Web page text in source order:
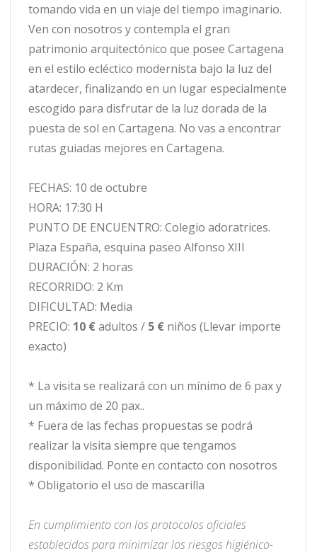
tomando vida en un viaje del tiempo imaginario.
Ven con nosotros y contempla el gran
patrimonio arquitectónico que posee Cartagena
en el estilo ecléctico modernista bajo la luz del
atardecer, finalizando en un lugar especialmente
escogido para disfrutar de la luz dorada de la
puesta de sol en Cartagena. No vas a encontrar
rutas guiadas mejores en Cartagena.
FECHAS: 10 de octubre
HORA: 17:30 H
PUNTO DE ENCUENTRO: Colegio adoratrices.
Plaza España, esquina paseo Alfonso XIII
DURACIÓN: 2 horas
RECORRIDO: 2 Km
DIFICULTAD: Media
PRECIO: 10 €adultos / 5 € niños (Llevar importe
exacto)
* La visita se realizará con un mínimo de 6 pax y
un máximo de 20 pax..
* Fuera de las fechas propuestas se podrá
realizar la visita siempre que tengamos
disponibilidad. Ponte en contacto con nosotros
* Obligatorio el uso de mascarilla
En cumplimiento con los protocolos oficiales
establecidos para minimizar los riesgos higiénico-